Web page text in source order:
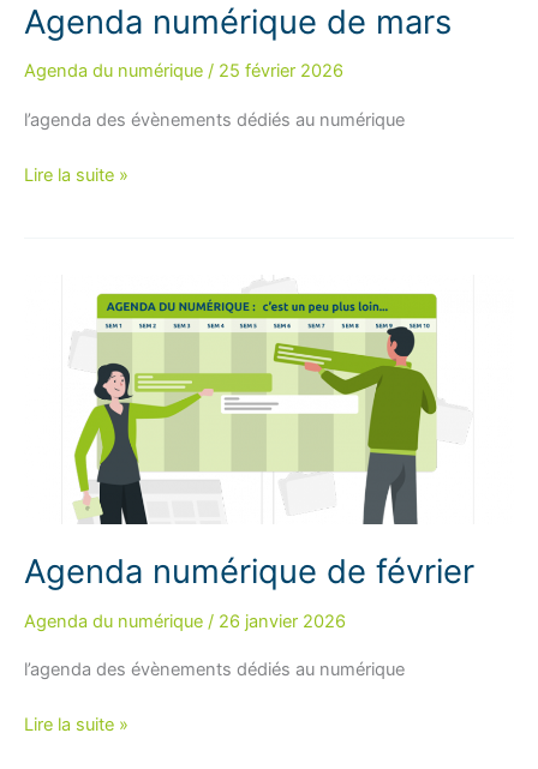
Agenda numérique de mars
Agenda du numérique / 25 février 2026
l’agenda des évènements dédiés au numérique
Agenda
Lire la suite »
Agenda numérique de février
Agenda du numérique / 26 janvier 2026
l’agenda des évènements dédiés au numérique
Agenda
Lire la suite »